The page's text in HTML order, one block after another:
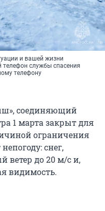
и вашей жизни
телефон службы спасения
телефону
соединяющий
1 марта закрыт для
ограничения
снег,
ветер до 20 м/c и,
видимость.